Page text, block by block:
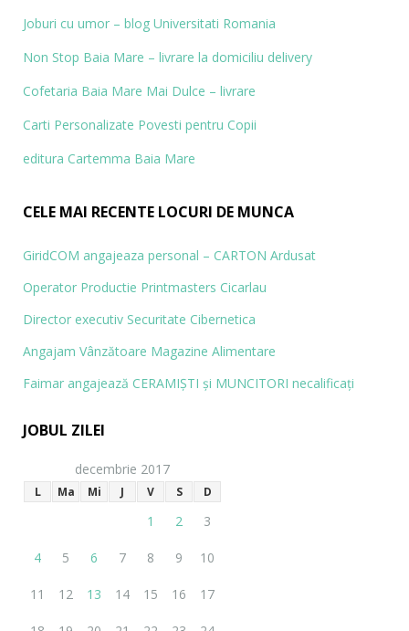
Joburi cu umor – blog Universitati Romania
Non Stop Baia Mare – livrare la domiciliu delivery
Cofetaria Baia Mare Mai Dulce – livrare
Carti Personalizate Povesti pentru Copii
editura Cartemma Baia Mare
CELE MAI RECENTE LOCURI DE MUNCA
GiridCOM angajeaza personal – CARTON Ardusat
Operator Productie Printmasters Cicarlau
Director executiv Securitate Cibernetica
Angajam Vânzătoare Magazine Alimentare
Faimar angajează CERAMIŞTI și MUN­CITORI necalificaţi
JOBUL ZILEI
decembrie 2017
L Ma Mi J V S D
1 2 3
4 5 6 7 8 9 10
11 12 13 14 15 16 17